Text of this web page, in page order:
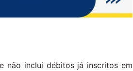
não inclui débitos já inscritos em